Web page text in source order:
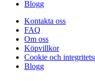
Blogg
Kontakta oss
FAQ
Om oss
Köpvillkor
Cookie och
Blogg